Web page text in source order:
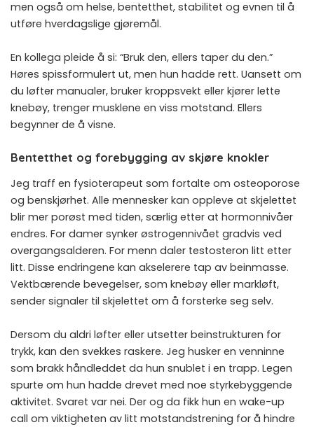
men også om helse, bentetthet, stabilitet og evnen til å
utføre hverdagslige gjøremål.
En kollega pleide å si: “Bruk den, ellers taper du den.”
Høres spissformulert ut, men hun hadde rett. Uansett om
du løfter manualer, bruker kroppsvekt eller kjører lette
knebøy, trenger musklene en viss motstand. Ellers
begynner de å visne.
Bentetthet og forebygging av skjøre knokler
Jeg traff en fysioterapeut som fortalte om osteoporose
og benskjørhet. Alle mennesker kan oppleve at skjelettet
blir mer porøst med tiden, særlig etter at hormonnivåer
endres. For damer synker østrogennivået gradvis ved
overgangsalderen. For menn daler testosteron litt etter
litt. Disse endringene kan akselerere tap av beinmasse.
Vektbærende bevegelser, som knebøy eller markløft,
sender signaler til skjelettet om å forsterke seg selv.
Dersom du aldri løfter eller utsetter beinstrukturen for
trykk, kan den svekkes raskere. Jeg husker en venninne
som brakk håndleddet da hun snublet i en trapp. Legen
spurte om hun hadde drevet med noe styrkebyggende
aktivitet. Svaret var nei. Der og da fikk hun en wake-up
call om viktigheten av litt motstandstrening for å hindre